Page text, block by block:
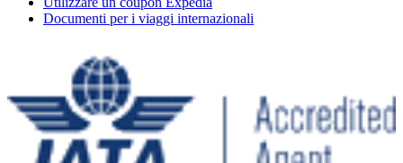
Documenti per i viaggi internazionali